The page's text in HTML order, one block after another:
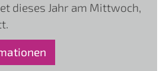
dieses Jahr am Mittwoch,